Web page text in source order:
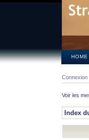
HOME
Connexion
Voir les
Index